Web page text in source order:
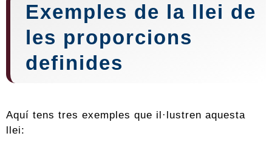
Exemples de la llei de
les proporcions
definides
Aquí tens tres exemples que il·lustren aquesta
llei: